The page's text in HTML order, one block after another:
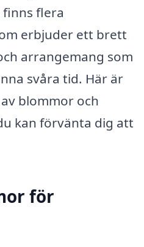
finns flera
erbjuder ett brett
arrangemang som
svåra tid. Här är
blommor och
kan förvänta dig att
för